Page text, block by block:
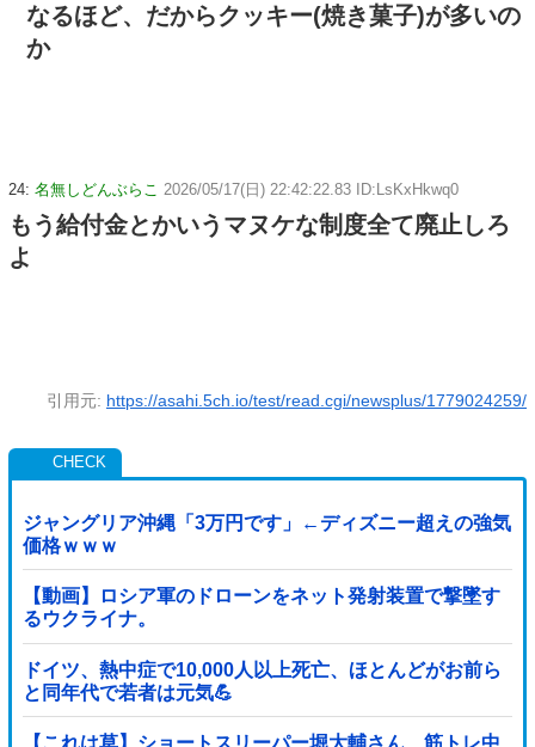
なるほど、だからクッキー(焼き菓子)が多いの
か
24: 名無しどんぶらこ 2026/05/17(日) 22:42:22.83 ID:LsKxHkwq0
もう給付金とかいうマヌケな制度全て廃止しろ
よ
引用元: https://asahi.5ch.io/test/read.cgi/newsplus/1779024259/
ジャングリア沖縄「3万円です」←ディズニー超えの強気
価格ｗｗｗ
【動画】ロシア軍のドローンをネット発射装置で撃墜す
るウクライナ。
ドイツ、熱中症で10,000人以上死亡、ほとんどがお前ら
と同年代で若者は元気💪
【これは草】ショートスリーパー堀大輔さん、筋トレ中